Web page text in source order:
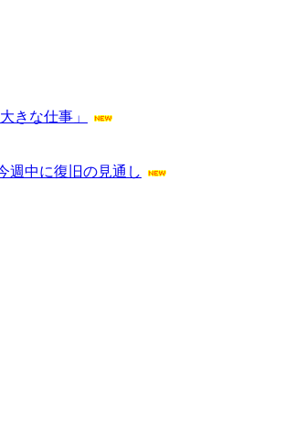
きな仕事」
中に復旧の見通し